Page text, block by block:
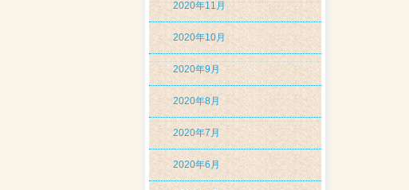
2020年11月
2020年10月
2020年9月
2020年8月
2020年7月
2020年6月